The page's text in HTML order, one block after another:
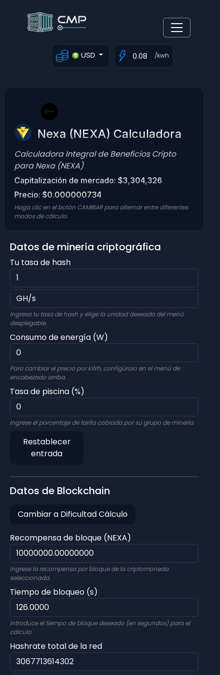
USD /kwh
Nexa (NEXA) Calculadora
Calculadora Integral de Beneficios Cripto
para Nexa (NEXA)
Capitalización de mercado: $3,304,326
Precio: $0.000000734
Haga clic en el botón CAMBIAR para alternar entre diferentes
modos de cálculo.
Datos de minería criptográfica
Tu tasa de hash
Ingresa tu tasa de hash y elige la unidad deseada del menú
desplegable.
Consumo de energía (W)
Para cambiar el precio por kWh, configúralo en el menú de
encabezado arriba.
Tasa de piscina (%)
Ingrese el porcentaje de tarifa cobrada por su grupo de minería
Restablecer
entrada
Datos de Blockchain
Cambiar a Dificultad Cálculo
Recompensa de bloque (NEXA)
Ingrese la recompensa por bloque de la criptomoneda
seleccionada.
Tiempo de bloqueo (s)
Introduce el tiempo de bloque deseado (en segundos) para el
cálculo.
Hashrate total de la red